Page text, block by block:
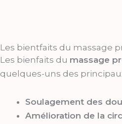
Les bientfaits du massage
Les bienfaits du massage
quelques-uns des
Soulagement des
Amélioration de la